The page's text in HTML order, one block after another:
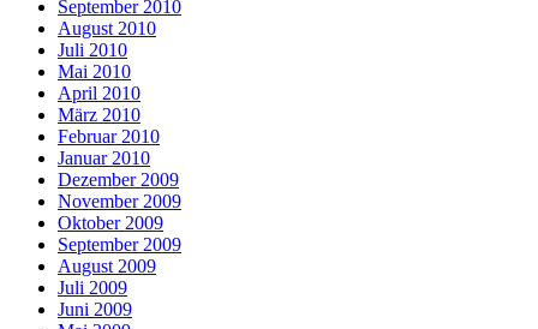
September 2010
August 2010
Juli 2010
Mai 2010
April 2010
März 2010
Februar 2010
Januar 2010
Dezember 2009
November 2009
Oktober 2009
September 2009
August 2009
Juli 2009
Juni 2009